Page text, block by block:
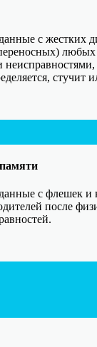
с жестких
любых
стучит
с флешек
после